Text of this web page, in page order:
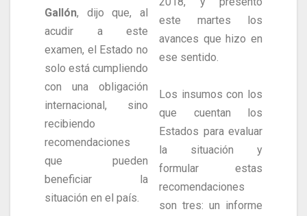
Gallón, dijo que, al
acudir a este
examen, el Estado no
solo está cumpliendo
con una obligación
internacional, sino
recibiendo
recomendaciones
que pueden
beneficiar la
situación en el país.
este martes los
avances que hizo en
ese sentido.
Los insumos con los
que cuentan los
Estados para evaluar
la situación y
formular estas
recomendaciones
son tres: un informe